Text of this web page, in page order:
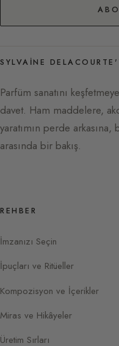
SYLVAINE
Parfüm sanatını
davet. Ham maddelere,
yaratımın perde
arasında bir bakış.
REHBER
İmzanızı Seçin
İpuçları ve Ritüeller
Kompozisyon ve İçerikler
Miras ve Hikâyeler
Üretim Sırları